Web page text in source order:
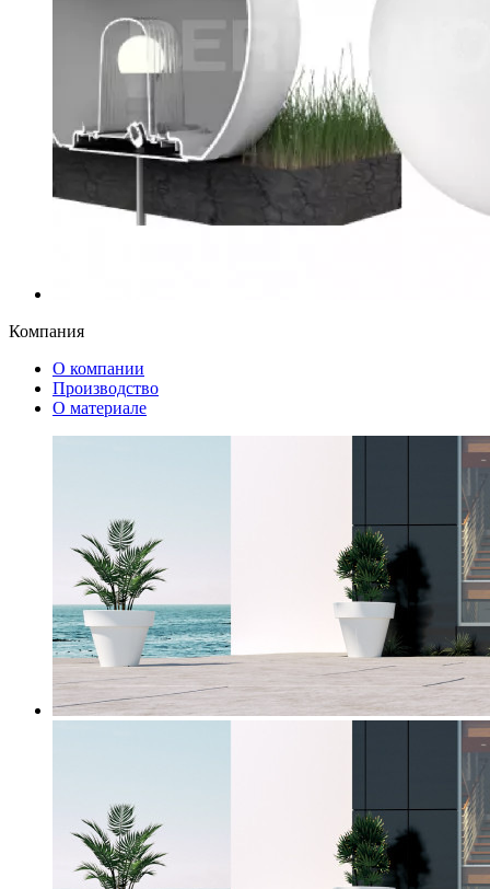
Компания
О компании
Производство
О материале